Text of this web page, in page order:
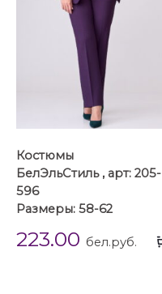
Костюмы
БелЭльСтиль , арт: 205-
596
Размеры: 58-62
223.00 бел.руб.